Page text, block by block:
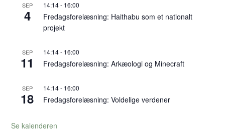
SEP
4
14:14- 16:00
Fredagsforelæsning: Haithabu som et nationalt
projekt
SEP
11
14:14- 16:00
Fredagsforelæsning: Arkæologi og Minecraft
SEP
18
14:14- 16:00
Fredagsforelæsning: Voldelige verdener
Se kalenderen